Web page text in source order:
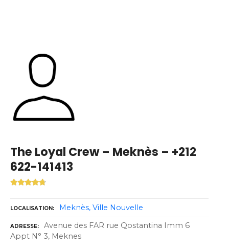
The Loyal Crew – Meknès – +212
622-141413
LOCALISATION Meknès Ville Nouvelle
ADRESSE
Avenue des FAR rue Qostantina Imm 6
Appt N° 3, Meknes